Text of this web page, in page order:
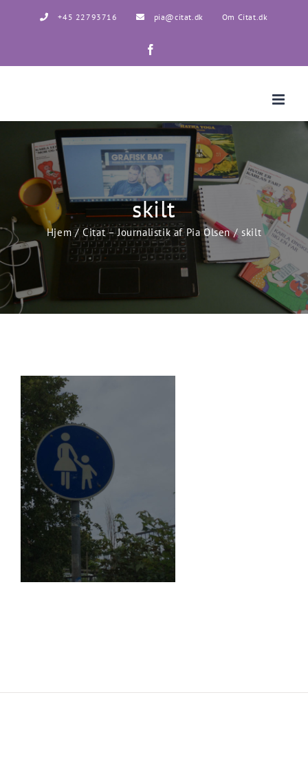
+45 22793716 pia@citat.dk Om Citat.dk
skilt
Hjem Citat – Journalistik af Pia Olsen skilt